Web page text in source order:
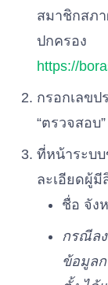
เบอร์ 33
เบอร์ 34
เบอร์ 35
สมาชิกสภ
ปกครอง
https://
กรอกเลข
“ตรวจสอบ”
ที่หน้าระบ
ละเอียดผู้มี
ชื่อ จัง
กรณีลง
ข้อมูล